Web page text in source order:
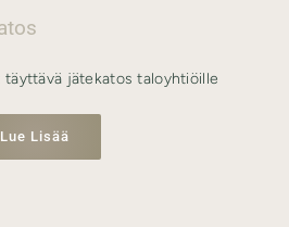
jätekatos taloyhtiöille
Lue Lisää